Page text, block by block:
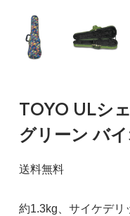
TOYO ULシ
グリーン バ
送料無料
約1.3kg、サイケデリ